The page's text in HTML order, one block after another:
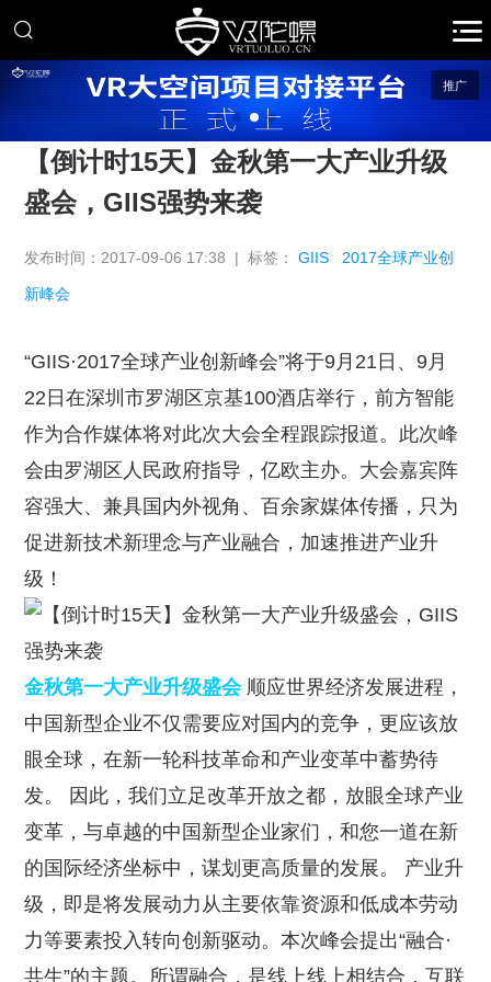
推广
【倒计时15天】金秋第一大产业升级
盛会，GIIS强势来袭
发布时间：2017-09-06 17:38 | 标签：GIIS 2017全球产业创
新峰会
“GIIS·2017全球产业创新峰会”将于9月21日、9月
22日在深圳市罗湖区京基100酒店举行，前方智能
作为合作媒体将对此次大会全程跟踪报道。此次峰
会由罗湖区人民政府指导，亿欧主办。大会嘉宾阵
容强大、兼具国内外视角、百余家媒体传播，只为
促进新技术新理念与产业融合，加速推进产业升
级！
金秋第一大产业升级盛会顺应世界经济发展进程，
中国新型企业不仅需要应对国内的竞争，更应该放
眼全球，在新一轮科技革命和产业变革中蓄势待
发。 因此，我们立足改革开放之都，放眼全球产业
变革，与卓越的中国新型企业家们，和您一道在新
的国际经济坐标中，谋划更高质量的发展。 产业升
级，即是将发展动力从主要依靠资源和低成本劳动
力等要素投入转向创新驱动。本次峰会提出“融合·
共生”的主题。所谓融合，是线上线上相结合，互联